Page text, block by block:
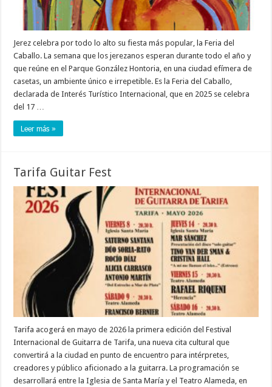
Jerez celebra por todo lo alto su fiesta más popular, la Feria del
Caballo. La semana que los jerezanos esperan durante todo el año y
que reúne en el Parque González Hontoria, en una ciudad efímera de
casetas, un ambiente único e irrepetible. Es la Feria del Caballo,
declarada de Interés Turístico Internacional, que en 2025 se celebra
del 17 …
Leer más »
Tarifa Guitar Fest
Tarifa acogerá en mayo de 2026 la primera edición del Festival
Internacional de Guitarra de Tarifa, una nueva cita cultural que
convertirá a la ciudad en punto de encuentro para intérpretes,
creadores y público aficionado a la guitarra. La programación se
desarrollará entre la Iglesia de Santa María y el Teatro Alameda, en